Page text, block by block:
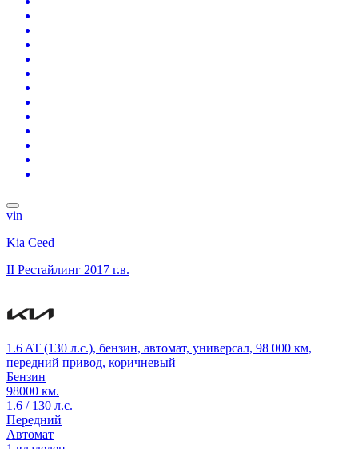
vin
Kia Ceed
II Рестайлинг 2017 г.в.
1.6 AT (130 л.с.), бензин, автомат, универсал, 98 000 км,
передний привод, коричневый
Бензин
98000 км.
1.6 / 130 л.с.
Передний
Автомат